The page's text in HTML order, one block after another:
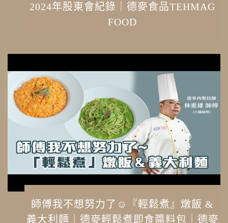
2024年股東會紀錄｜德麥食品TEHMAG
FOOD
師傅我不想努力了☺『輕鬆煮』燉飯 &
義大利麵｜德麥輕鬆煮即食醬料包｜德麥